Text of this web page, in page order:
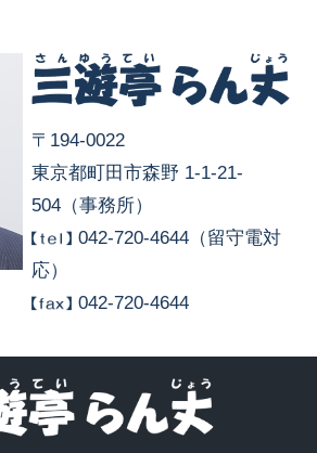
〒194-0022
東京都町田市森野 1-1-21-
504（事務所）
042-720-4644（留守電対
応）
042-720-4644